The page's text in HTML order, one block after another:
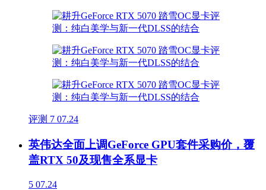
评测 7 07.24
英伟达全面上调GeForce GPU套件采购价，覆
盖RTX 50及现售全系显卡
5 07.24